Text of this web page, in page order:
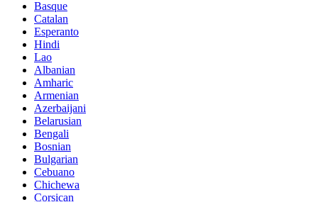
Basque
Catalan
Esperanto
Hindi
Lao
Albanian
Amharic
Armenian
Azerbaijani
Belarusian
Bengali
Bosnian
Bulgarian
Cebuano
Chichewa
Corsican